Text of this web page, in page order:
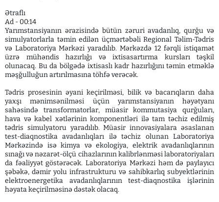
Ətraflı
Ad - 00:14
Yarımstansiyanın ərazisində bütün zəruri avadanlıq, qurğu və
simulyatorlarla təmin edilən üçmərtəbəli Regional Təlim-Tədris
və Laboratoriya Mərkəzi yaradılıb. Mərkəzdə 12 fərqli istiqamət
üzrə mühəndis hazırlığı və ixtisasartırma kursları təşkil
olunacaq. Bu da bölgədə ixtisaslı kadr hazırlığını təmin etməklə
məşğulluğun artırılmasına töhfə verəcək.
Tədris prosesinin əyani keçirilməsi, bilik və bacarıqların daha
yaxşı mənimsənilməsi üçün yarımstansiyanın həyətyanı
sahəsində transformatorlar, müasir kommutasiya qurğuları,
hava və kabel xətlərinin komponentləri ilə tam təchiz edilmiş
tədris simulyatoru yaradılıb. Müasir innovasiyalara əsaslanan
test-diaqnostika avadanlıqları ilə təchiz olunan Laboratoriya
Mərkəzində isə kimya və ekologiya, elektrik avadanlıqlarının
sınağı və nəzarət-ölçü cihazlarının kalibrlənməsi laboratoriyaları
da fəaliyyət göstərəcək. Laboratoriya Mərkəzi həm də paylayıcı
şəbəkə, dəmir yolu infrastrukturu və sahibkarlıq subyektlərinin
elektroenergetika avadanlıqlarının test-diaqnostika işlərinin
həyata keçirilməsinə dəstək olacaq.